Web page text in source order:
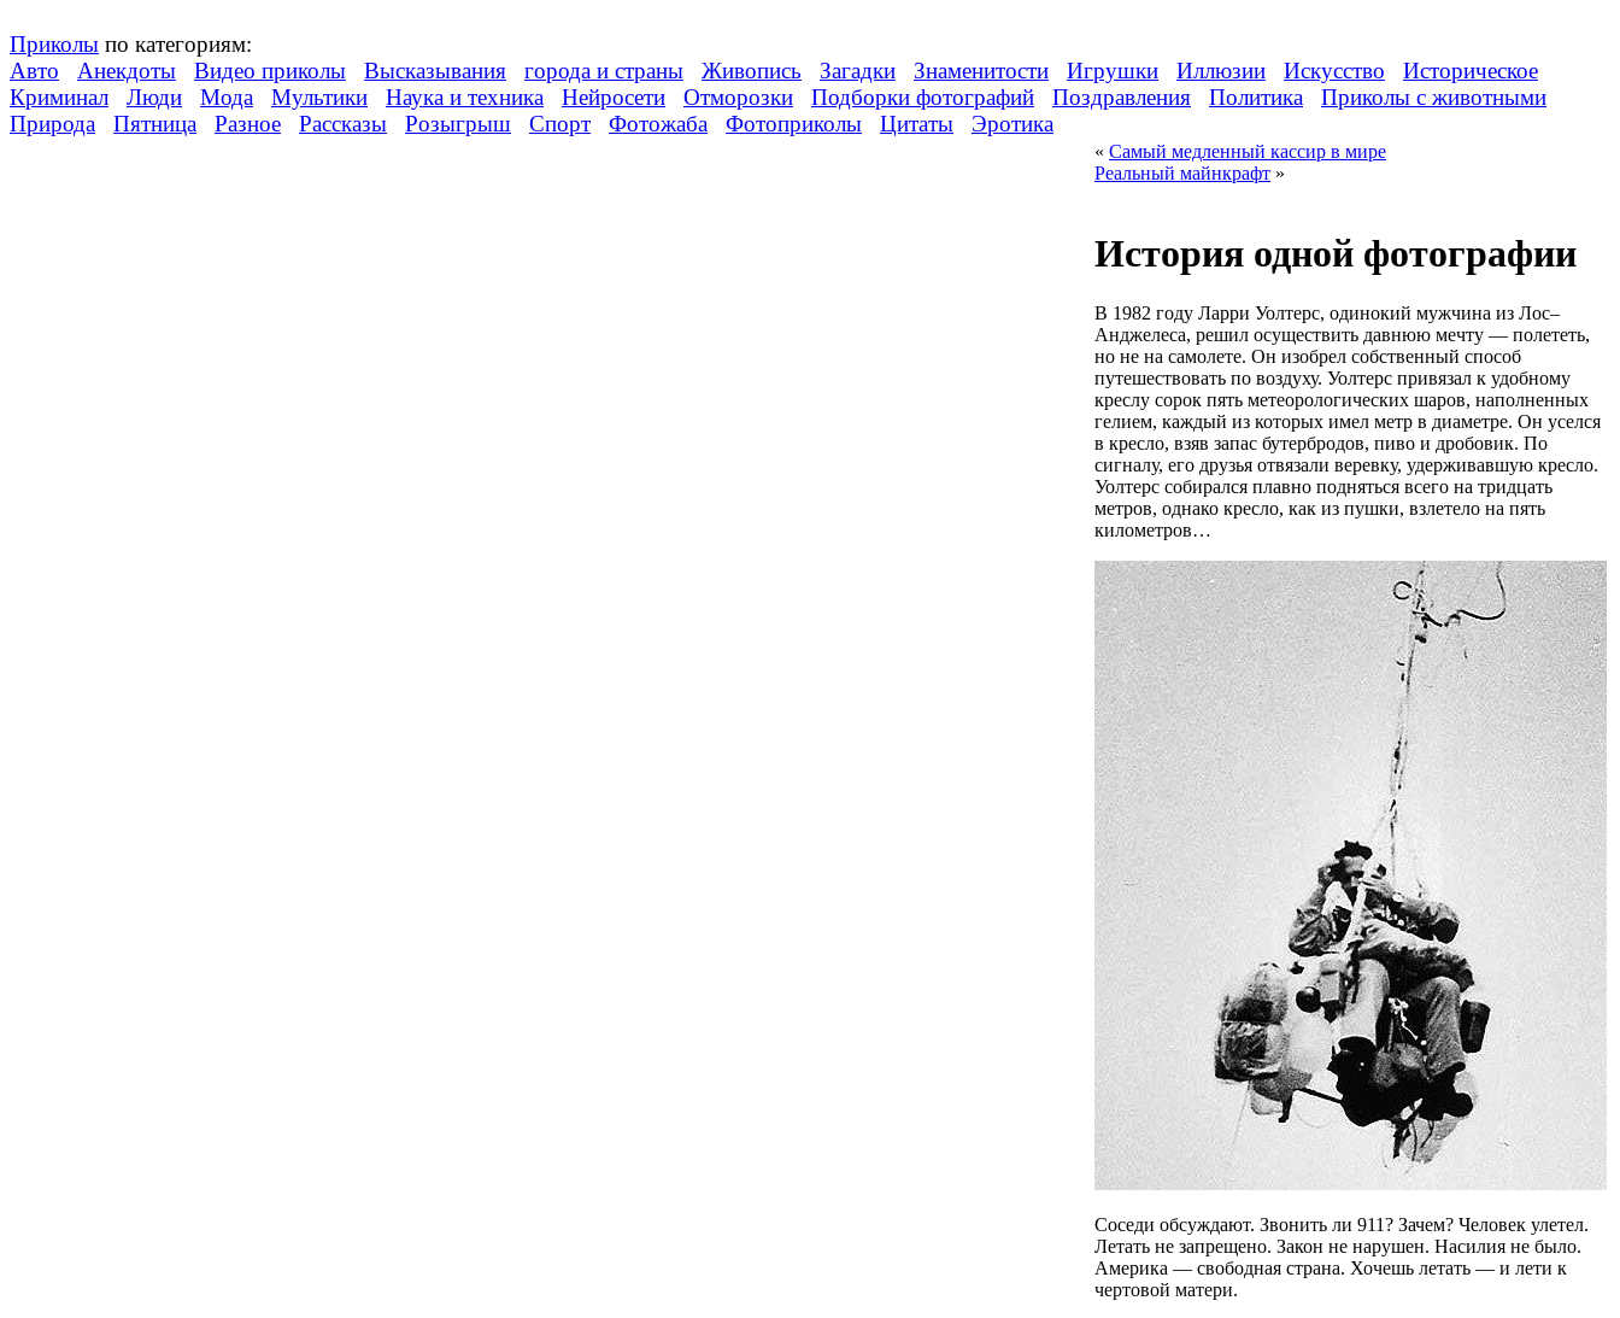
Приколы по категориям:
Авто
Анекдоты Видео приколы Высказывания города и страны Живопись Загадки Знаменитости Игрушки Иллюзии Искусство
Историческое
Криминал
Люди Мода Мультики Наука и техника Нейросети Отморозки Подборки фотографий Поздравления Политика
Приколы с животными
Природа
Пятница Разное Рассказы Розыгрыш Спорт Фотожаба Фотоприколы Цитаты Эротика
« Самый медленный кассир в мире
Реальный майнкрафт »
История одной фотографии
В 1982 году Ларри Уолтерс, одинокий мужчина из Лос–
Анджелеса, решил осуществить давнюю мечту — полететь,
но не на самолете. Он изобрел собственный способ
путешествовать по воздуху. Уолтерс привязал к удобному
креслу сорок пять метеорологических шаров, наполненных
гелием, каждый из которых имел метр в диаметре. Он уселся
в кресло, взяв запас бутербродов, пиво и дробовик. По
сигналу, его друзья отвязали веревку, удерживавшую кресло.
Уолтерс собирался плавно подняться всего на тридцать
метров, однако кресло, как из пушки, взлетело на пять
километров…
Соседи обсуждают. Звонить ли 911? Зачем? Человек улетел.
Летать не запрещено. Закон не нарушен. Насилия не было.
Америка — свободная страна. Хочешь летать — и лети к
чертовой матери.